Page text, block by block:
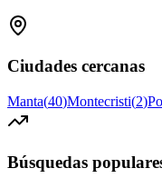
Ciudades cercanas
Manta(40)Montecristi(2)
Búsquedas